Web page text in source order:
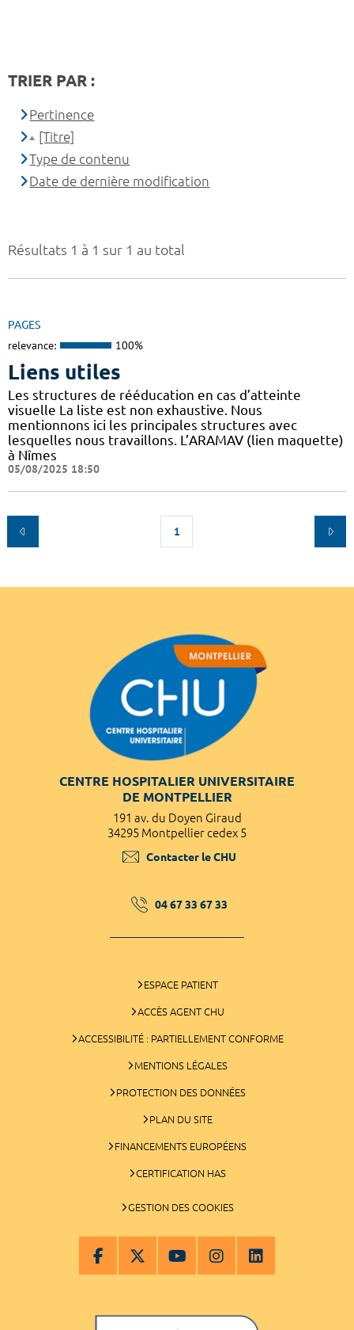
Résultats 1 à 1 sur 1 au total
PAGES
relevance: 100%
Liens utiles
Les structures de rééducation en cas d’atteinte
visuelle La liste est non exhaustive. Nous
mentionnons ici les principales structures avec
lesquelles nous travaillons. L’ARAMAV (lien maquette)
à Nîmes
05/08/2025 18:50
1
TRIER PAR :
Pertinence
[Titre]
Type de contenu
Date de dernière modification
CENTRE HOSPITALIER UNIVERSITAIRE
DE MONTPELLIER
191 av. du Doyen Giraud
34295 Montpellier cedex 5
Contacter le CHU
04 67 33 67 33
ESPACE PATIENT
ACCÈS AGENT CHU
ACCESSIBILITÉ : PARTIELLEMENT CONFORME
MENTIONS LÉGALES
PROTECTION DES DONNÉES
PLAN DU SITE
FINANCEMENTS EUROPÉENS
CERTIFICATION HAS
GESTION DES COOKIES